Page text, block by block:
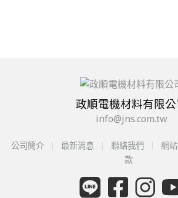
政順電機材料有限公
info@jns.com.tw
公司簡介 最新消息 聯絡我們 網
款